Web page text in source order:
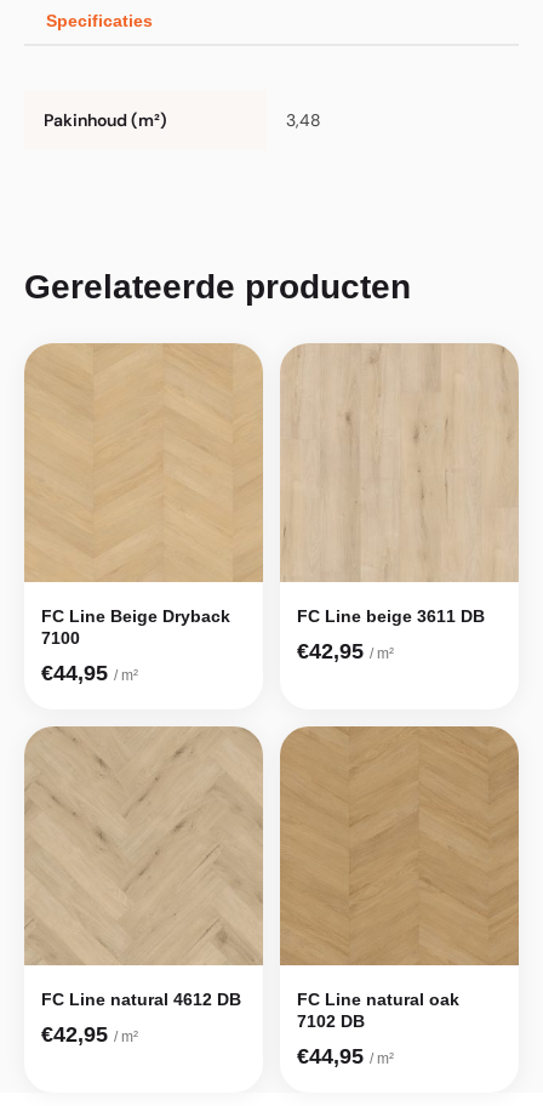
Specificaties
Pakinhoud (m²) 3,48
Gerelateerde producten
FC Line Beige Dryback
7100
€44,95 / m²
FC Line beige 3611 DB
€42,95 / m²
FC Line natural 4612 DB
€42,95 / m²
FC Line natural oak
7102 DB
€44,95 / m²